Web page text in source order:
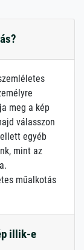
meg a kép
válasszon
egyéb
mint az
műalkotás
illik-e